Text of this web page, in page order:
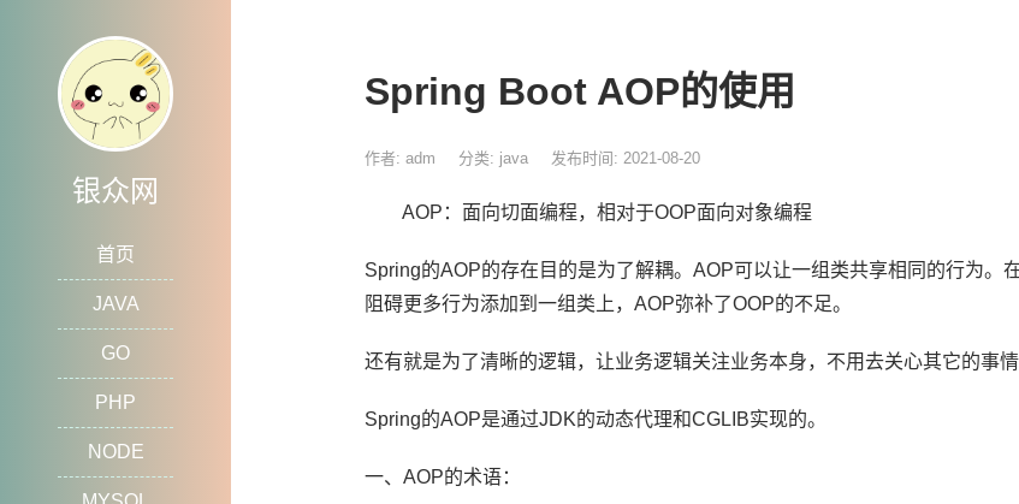
银众网
首页
JAVA
GO
PHP
NODE
Spring Boot AOP的使用
作者: adm 分类: java 发布时间: 2021-08-20
AOP：面向切面编程，相对于OOP面向对象编程
Spring的AOP的存在目的是为了解耦。AOP可以让一组类共享相同的行为。
阻碍更多行为添加到一组类上，AOP弥补了OOP的不足。
还有就是为了清晰的逻辑，让业务逻辑关注业务本身，不用去关心其它的事情
Spring的AOP是通过JDK的动态代理和CGLIB实现的。
一、AOP的术语：